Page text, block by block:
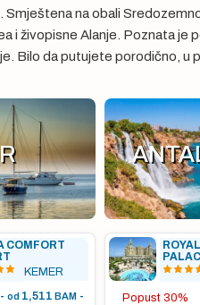
Smještena na obali
i živopisne Alanje. Poznata je
Bilo da putujete porodično, u
COMFORT
KEMER
- od 1,511 BAM - Popust 30%